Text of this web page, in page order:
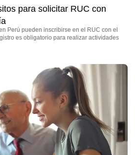
para solicitar RUC con
Perú pueden inscribirse en el RUC con el
es obligatorio para realizar actividades